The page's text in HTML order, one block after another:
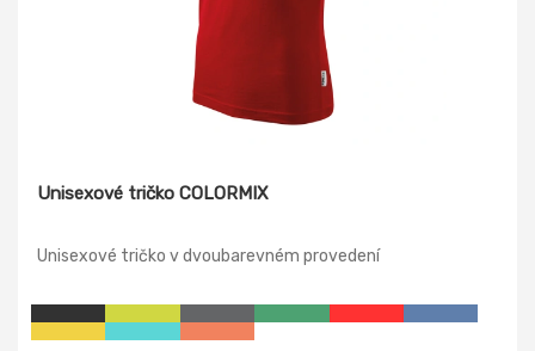
Unisexové tričko COLORMIX
Unisexové tričko v dvoubarevném provedení